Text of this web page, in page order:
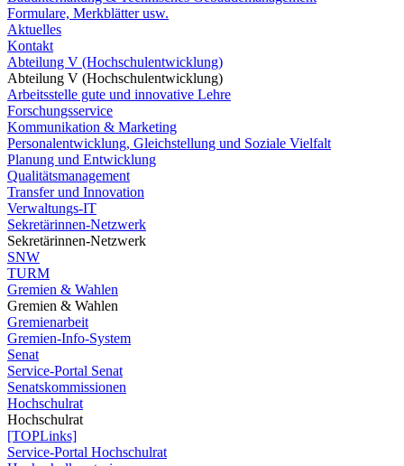
Formulare, Merkblätter usw.
Aktuelles
Kontakt
Abteilung V (Hochschulentwicklung)
Abteilung V (Hochschulentwicklung)
Arbeitsstelle gute und innovative Lehre
Forschungsservice
Kommunikation & Marketing
Personalentwicklung, Gleichstellung und Soziale Vielfalt
Planung und Entwicklung
Qualitätsmanagement
Transfer und Innovation
Verwaltungs-IT
Sekretärinnen-Netzwerk
Sekretärinnen-Netzwerk
SNW
TURM
Gremien & Wahlen
Gremien & Wahlen
Gremienarbeit
Gremien-Info-System
Senat
Service-Portal Senat
Senatskommissionen
Hochschulrat
Hochschulrat
[TOPLinks]
Service-Portal Hochschulrat